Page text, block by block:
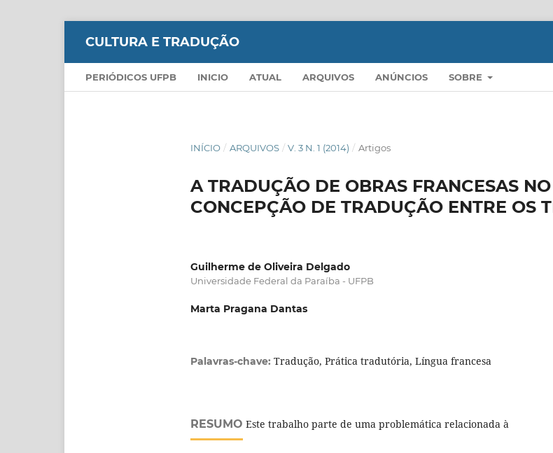
CULTURA E TRADUÇÃO
PERIÓDICOS UFPB INICIO ATUAL ARQUIVOS ANÚNCIOS SOBRE
INÍCIO / ARQUIVOS / V. 3 N. 1 (2014) / Artigos
A TRADUÇÃO DE OBRAS FRANCESAS
CONCEPÇÃO DE TRADUÇÃO ENTRE OS
Guilherme de Oliveira Delgado
Universidade Federal da Paraíba - UFPB
Marta Pragana Dantas
Palavras-chave: Tradução, Prática tradutória, Língua francesa
RESUMO Este trabalho parte de uma problemática relacionada à